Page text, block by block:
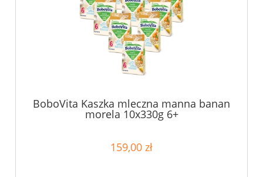
BoboVita Kaszka mleczna manna banan
morela 10x330g 6+
159,00 zł